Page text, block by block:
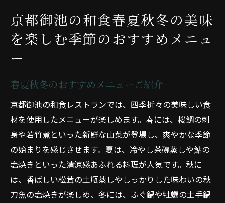
京都御池の和食春夏秋冬の美味
を楽しむ季節のおすすめメニュ
ー
春夏秋冬のおすすめメニューご紹介
京都御池の和食レストランでは、四季折々の美味しい食
材を使用したメニューが楽しめます。春には、桜鯛の刺
身や若竹煮といった新鮮な山菜が登場し、爽やかな季節
の始まりを感じさせます。夏は、冷やし茶碗蒸しや鮎の
塩焼きといった清涼感あふれる料理が人気です。秋に
は、香ばしい松茸の土瓶蒸しやしっかりした味わいの秋
刀魚の塩焼きが楽しめ、冬には、ふぐ鍋や牡蠣の土手鍋